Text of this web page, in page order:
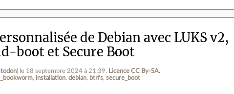
de Debian avec LUKS v2,
boot et Secure Boot
) le 18 septembre 2024 à 21:39. Licence CC By‑SA.
installation debian btrfs secure_boot